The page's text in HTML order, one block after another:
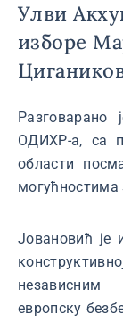
Улви
изборе
ОДИХР-а, са
области
Јовановић је
независним
европску